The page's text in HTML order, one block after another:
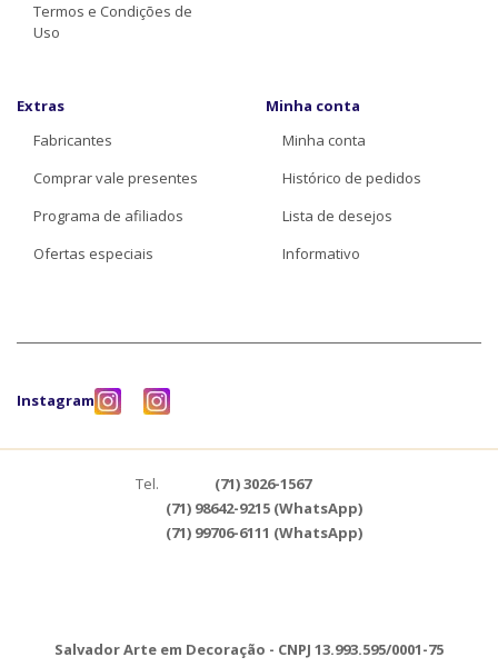
Termos e Condições de
Uso
Extras
Fabricantes
Comprar vale presentes
Programa de afiliados
Ofertas especiais
Minha conta
Minha conta
Histórico de pedidos
Lista de desejos
Informativo
Instagram
Tel.
(71) 3026-1567
(71) 98642-9215 (WhatsApp)
(71) 99706-6111 (WhatsApp)
Salvador Arte em Decoração - CNPJ 13.993.595/0001-75